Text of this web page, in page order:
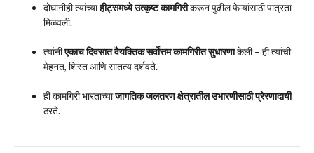
दोघांनीही त्यांच्याहीट्समध्ये उत्कृष्ट कामगिरीकरून पुढील फेऱ्यांसाठी पात्रता
मिळवली.
त्यांनीएकाच दिवसात वैयक्तिक सर्वोत्तम कामगिरीत सुधारणाकेली – ही त्यांची
मेहनत, शिस्त आणि सातत्य दर्शवते.
ही कामगिरी भारताच्याजागतिक जलतरण क्षेत्रातील उभारणीसाठी प्रेरणादायी
ठरते.